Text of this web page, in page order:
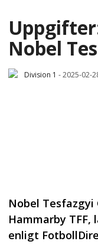
Nobel
Division 1 -2025-02-
Nobel Tesfazgyi
Hammarby TFF,
enligt